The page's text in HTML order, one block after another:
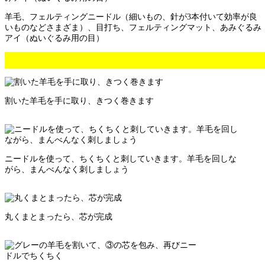
羊毛、フェルティングニードル（細いもの、針が3本付いて効率が良
いものなどさまざま）、目打ち、フェルティングマット、あみぐるみ
アイ（ぬいぐるみ用の目）
割いた羊毛を手に取り、きつく巻きます
ニードルを使って、ちくちくと刺していきます。羊毛を回しな
がら、まんべんなく刺しましょう
丸くまとまったら、芯が完成